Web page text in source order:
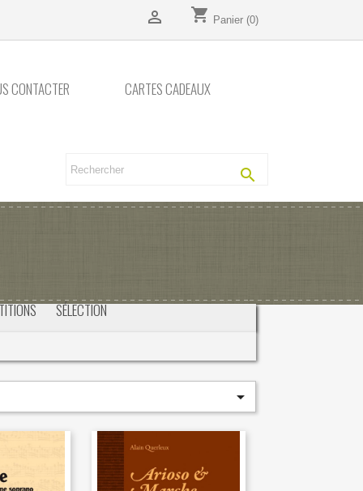
 shopping_cart Panier (0)
CONTACTER CARTES CADEAUX

SÉLECTION
